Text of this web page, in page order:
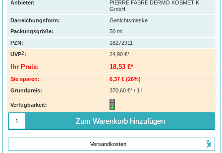
Anbieter:
PIERRE FABRE DERMO KOSMETIK
GmbH
Darreichungsform:
Gesichtsmaske
Packungsgröße:
50 ml
PZN:
18272911
UVP2: 24,90 €*
Ihr Preis: 18,53 €*
Sie sparen: 6,37 € (26%)
Grundpreis:
370,60 €* / 1 l
Verfügbarkeit:
Zum Warenkorb hinzufügen
Versandkosten